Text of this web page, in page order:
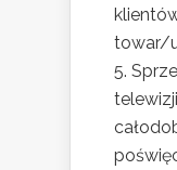
towar/
5.